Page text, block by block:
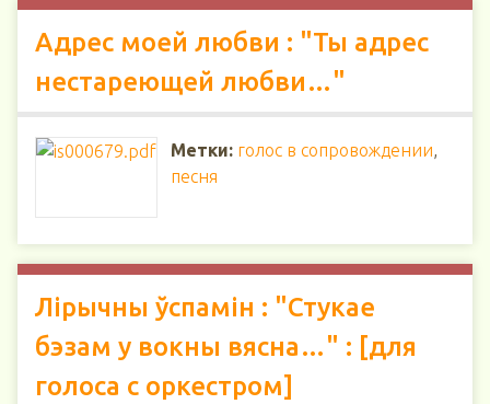
Адрес моей любви : "Ты адрес
нестареющей любви…"
Метки: голос в сопровождении,
песня
Лірычны ўспамін : "Стукае
бэзам у вокны вясна…" : [для
голоса с оркестром]